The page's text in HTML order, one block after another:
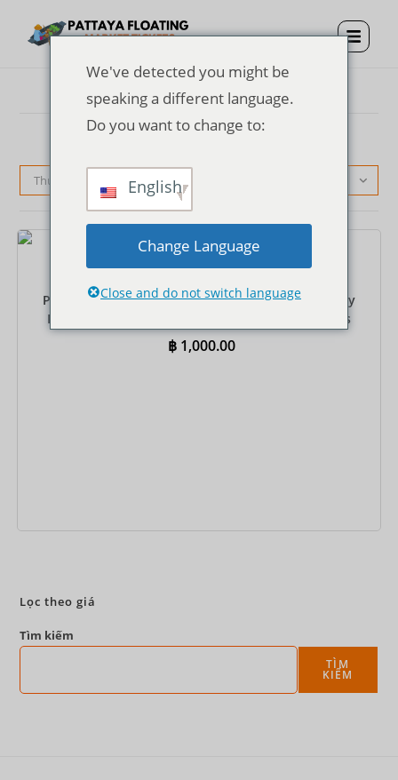
Thứ tự mặc định
Pattaya Floating Market Entrance Ticket + One Way
Rowing Boat + Private Round-Trip Hotel Transfers
฿ 1,000.00
Lọc theo giá
Tìm kiếm
TÌM
KIẾM
We've detected you might be
speaking a different language.
Do you want to change to:
English
Change Language
Close and do not switch language